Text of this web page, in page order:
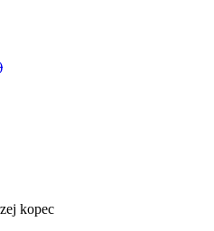
kopec